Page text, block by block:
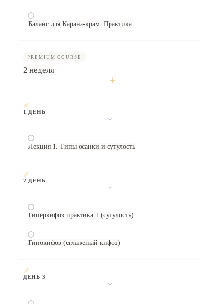
Баланс для Карана-крам. Практика.
PREMIUM COURSE
2 неделя
1 ДЕНЬ
Лекция 1. Типы осанки и сутулость
2 ДЕНЬ
Гиперкифоз практика 1 (сутулость)
Гипокифоз (сглаженый кифоз)
ДЕНЬ 3